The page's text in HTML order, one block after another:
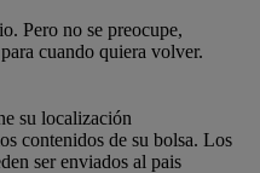
Pero no se preocupe,
cuando quiera volver.
su localización
contenidos de su bolsa. Los
ser enviados al pais